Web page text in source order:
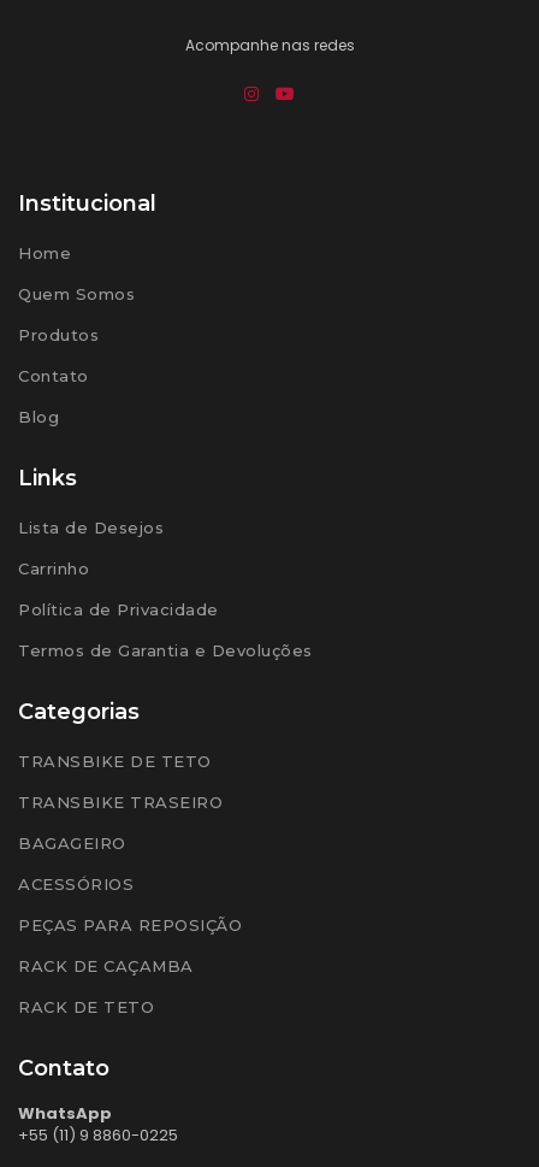
Acompanhe nas redes
Institucional
Home
Quem Somos
Produtos
Contato
Blog
Links
Lista de Desejos
Carrinho
Política de Privacidade
Termos de Garantia e Devoluções
Categorias
TRANSBIKE DE TETO
TRANSBIKE TRASEIRO
BAGAGEIRO
ACESSÓRIOS
PEÇAS PARA REPOSIÇÃO
RACK DE CAÇAMBA
RACK DE TETO
Contato
WhatsApp
+55 (11) 9 8860-0225